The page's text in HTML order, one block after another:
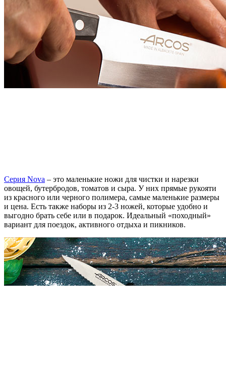
Серия Nova – это маленькие ножи для чистки и нарезки
овощей, бутербродов, томатов и сыра. У них прямые рукояти
из красного или черного полимера, самые маленькие размеры
и цена. Есть также наборы из 2-3 ножей, которые удобно и
выгодно брать себе или в подарок. Идеальный «походный»
вариант для поездок, активного отдыха и пикников.